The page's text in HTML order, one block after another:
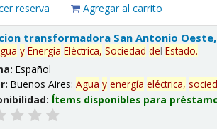
reserva Agregar al carrito
transformadora San Antonio
y Energía Eléctrica, Sociedad delEstado.
Español
Buenos Aires:Agua y energía eléctrica,
Ítems disponibles para